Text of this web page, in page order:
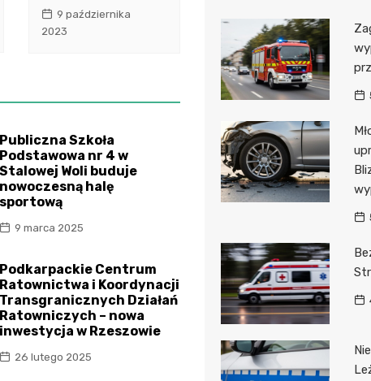
9 października
2023
Publiczna Szkoła
Podstawowa nr 4 w
Stalowej Woli buduje
nowoczesną halę
sportową
9 marca 2025
Podkarpackie Centrum
Ratownictwa i Koordynacji
Transgranicznych Działań
Ratowniczych – nowa
inwestycja w Rzeszowie
26 lutego 2025